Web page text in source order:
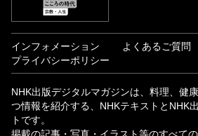
インフォメーション よくあるご質問
プライバシーポリシー
NHK出版デジタルマガジンは、料理、健
つ情報を紹介する、NHKテキストとNHK
トです。